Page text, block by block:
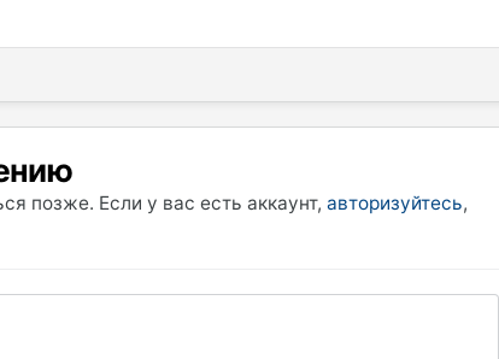
позже. Если у вас есть аккаунт,авторизуйтесь,